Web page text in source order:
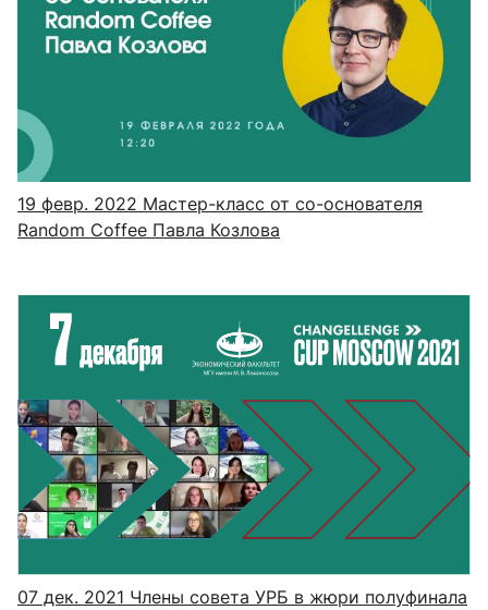
19 февр. 2022 Мастер-класс от со-основателя
Random Coffee Павла Козлова
07 дек. 2021 Члены совета УРБ в жюри полуфинала